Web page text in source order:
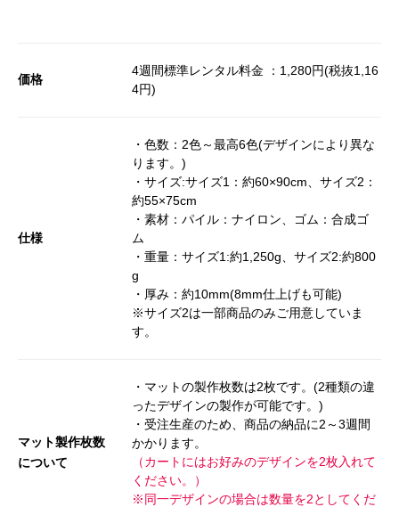
価格
4週間標準レンタル料金 ：1,280円(税抜1,16
4円)
仕様
・色数：2色～最高6色(デザインにより異な
ります。)
・サイズ:サイズ1：約60×90cm、サイズ2：
約55×75cm
・素材：パイル：ナイロン、ゴム：合成ゴ
ム
・重量：サイズ1:約1,250g、サイズ2:約800
g
・厚み：約10mm(8mm仕上げも可能)
※サイズ2は一部商品のみご用意していま
す。
マット製作枚数
について
・マットの製作枚数は2枚です。(2種類の違
ったデザインの製作が可能です。)
・受注生産のため、商品の納品に2～3週間
かかります。
（カートにはお好みのデザインを2枚入れて
ください。）
※同一デザインの場合は数量を2としてくだ